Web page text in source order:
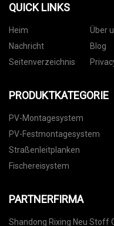
QUICK LINKS
Heim Über
Nachricht
Blog
Seitenverzeichnis
PRODUKTKATEGORIE
PV-Montagesystem
PV-Festmontagesystem
Straßenleitplanken
Fischereisystem
PARTNERFIRMA
Shandong Rixing Neu Stoff Co.,